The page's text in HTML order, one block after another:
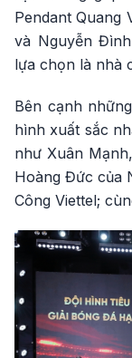
Pendant Quang
và Nguyễn
lựa chọn là nhà
Bên cạnh
hình xuất sắc
như Xuân
Hoàng Đức của
Công Viettel;